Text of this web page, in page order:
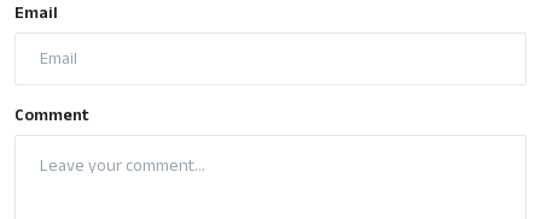
Email
Comment